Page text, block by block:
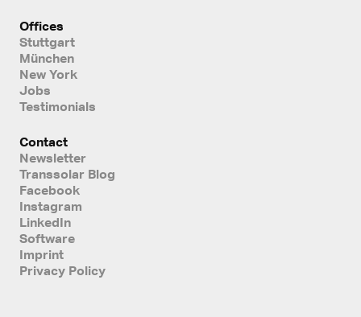
Offices
Stuttgart
München
New York
Jobs
Testimonials
Contact
Newsletter
Transsolar Blog
Facebook
Instagram
LinkedIn
Software
Imprint
Privacy Policy